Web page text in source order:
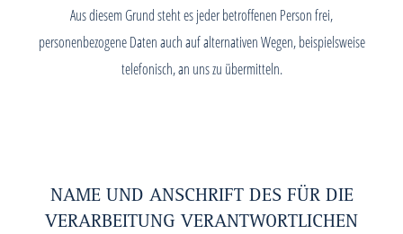
Aus diesem Grund steht es jeder betroffenen Person frei,
personenbezogene Daten auch auf alternativen Wegen, beispielsweise
telefonisch, an uns zu übermitteln.
NAME UND ANSCHRIFT DES FÜR DIE
VERARBEITUNG VERANTWORTLICHEN